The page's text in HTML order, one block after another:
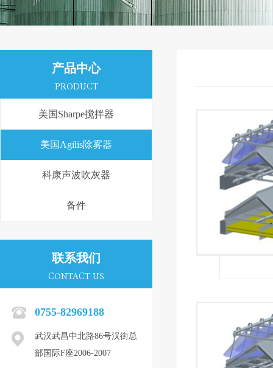
产品中心
PRODUCT
美国Sharpe搅拌器
美国Agilis除雾器
科康声波吹灰器
备件
联系我们
CONTACT US
0755-82969188
武汉武昌中北路86号汉街总
部国际F座2006-2007